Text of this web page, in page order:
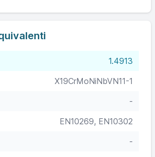
1.4913
X19CrMoNiNbVN11-1
-
EN10269, EN10302
-